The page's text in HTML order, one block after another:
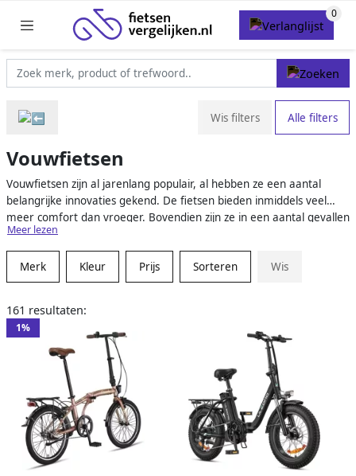
Wis filters Alle filters
Vouwfietsen
Vouwfietsen zijn al jarenlang populair, al hebben ze een aantal
belangrijke innovaties gekend. De fietsen bieden inmiddels veel
meer comfort dan vroeger. Bovendien zijn ze in een aantal gevallen
nog compacter geworden dan dat ze al waren. Wij helpen je een
goede keuze te maken.
Meer lezen
Merk Kleur Prijs Sorteren Wis
161 resultaten:
1%